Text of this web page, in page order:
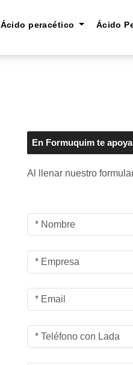
Ácido peracético Ácido
En Formuquim te
Al llenar nuestro